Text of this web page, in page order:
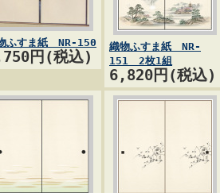
ふすま紙 NR-150
円(税込)
織物ふすま紙 NR-
151 2枚1組
6,820円(税込)